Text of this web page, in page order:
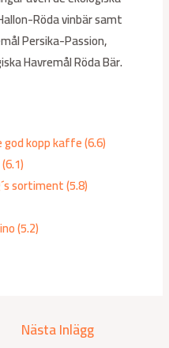
Röda vinbär samt
Persika-Passion,
Havremål Röda Bär.
kopp kaffe (6.6)
sortiment (5.8)
(5.2)
Nästa Inlägg